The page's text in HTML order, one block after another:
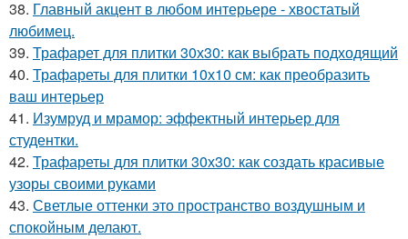
38. Главный акцент в любом интерьере - хвостатый
любимец.
39. Трафарет для плитки 30х30: как выбрать подходящий
40. Трафареты для плитки 10х10 см: как преобразить
ваш интерьер
41. Изумруд и мрамор: эффектный интерьер для
студентки.
42. Трафареты для плитки 30х30: как создать красивые
узоры своими руками
43. Светлые оттенки это пространство воздушным и
спокойным делают.